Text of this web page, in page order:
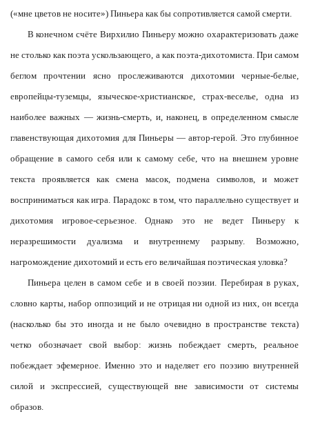
(«мне цветов не носите») Пиньера как бы сопротивляется самой смерти.
В конечном счёте Вирхилио Пиньеру можно охарактеризовать даже
не столько как поэта ускользающего, а как поэта-дихотомиста. При самом
беглом прочтении ясно прослеживаются дихотомии черные-белые,
европейцы-туземцы, языческое-христианское, страх-веселье, одна из
наиболее важных — жизнь-смерть, и, наконец, в определенном смысле
главенствующая дихотомия для Пиньеры — автор-герой. Это глубинное
обращение в самого себя или к самому себе, что на внешнем уровне
текста проявляется как смена масок, подмена символов, и может
восприниматься как игра. Парадокс в том, что параллельно существует и
дихотомия игровое-серьезное. Однако это не ведет Пиньеру к
неразрешимости дуализма и внутреннему разрыву. Возможно,
нагромождение дихотомий и есть его величайшая поэтическая уловка?
Пиньера целен в самом себе и в своей поэзии. Перебирая в руках,
словно карты, набор оппозиций и не отрицая ни одной из них, он всегда
(насколько бы это иногда и не было очевидно в пространстве текста)
четко обозначает свой выбор: жизнь побеждает смерть, реальное
побеждает эфемерное. Именно это и наделяет его поэзию внутренней
силой и экспрессией, существующей вне зависимости от системы
образов.